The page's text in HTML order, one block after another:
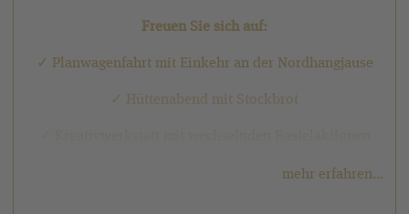
Freuen Sie sich auf:
✓ Planwagenfahrt mit Einkehr an der Nordhangjause
✓ Hüttenabend mit Stockbrot
✓ Familienwanderung mit Ferdimehr erfahren...